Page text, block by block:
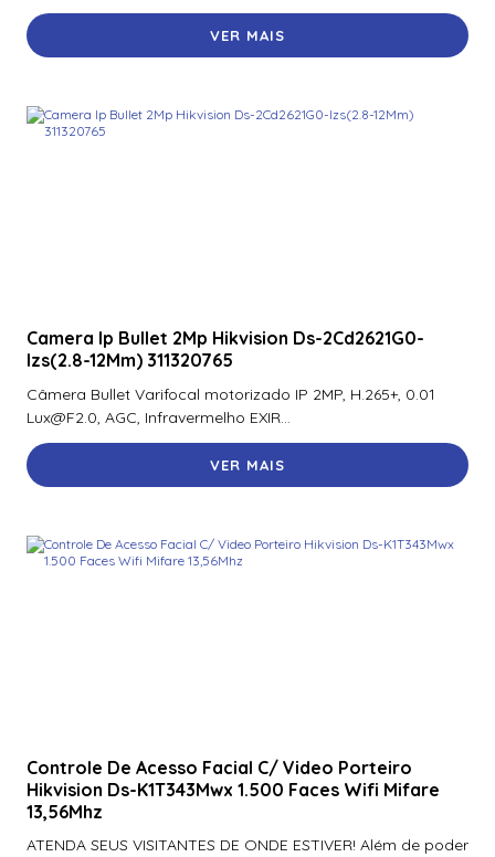
Jetstream
Jetstream – Tpn0
VER MAIS
Camera Ip Bullet 2Mp Hikvision Ds-2Cd2621G0-
Izs(2.8-12Mm) 311320765
Câmera Bullet Varifocal motorizado IP 2MP, H.265+, 0.01
Lux@F2.0, AGC, Infravermelho EXIR...
VER MAIS
Controle De Acesso Facial C/ Video Porteiro
Hikvision Ds-K1T343Mwx 1.500 Faces Wifi Mifare
13,56Mhz
ATENDA SEUS VISITANTES DE ONDE ESTIVER! Além de poder